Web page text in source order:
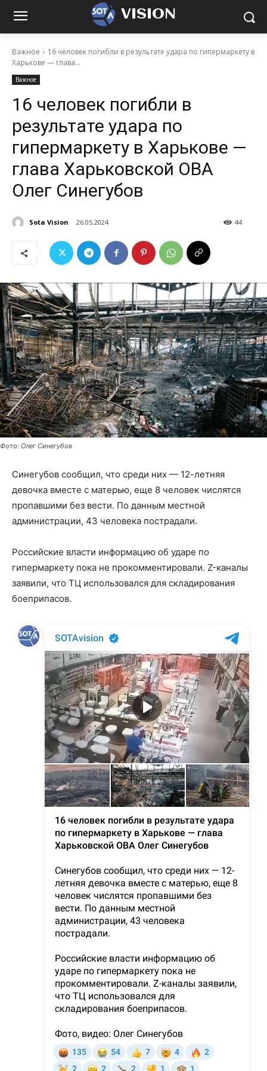
VISION
Важное
16 человек погибли в результате удара по гипермаркету в
Харькове — глава...
Важное
16 человек погибли в
результате удара по
гипермаркету в Харькове —
глава Харьковской ОВА
Олег Синегубов
Sota Vision 26.05.2024 44
Фото: Олег Синегубов
Синегубов сообщил, что среди них — 12-летняя
девочка вместе с матерью, еще 8 человек числятся
пропавшими без вести. По данным местной
администрации, 43 человека пострадали.
Российские власти информацию об ударе по
гипермаркету пока не прокомментировали. Z-каналы
заявили, что ТЦ использовался для складирования
боеприпасов.